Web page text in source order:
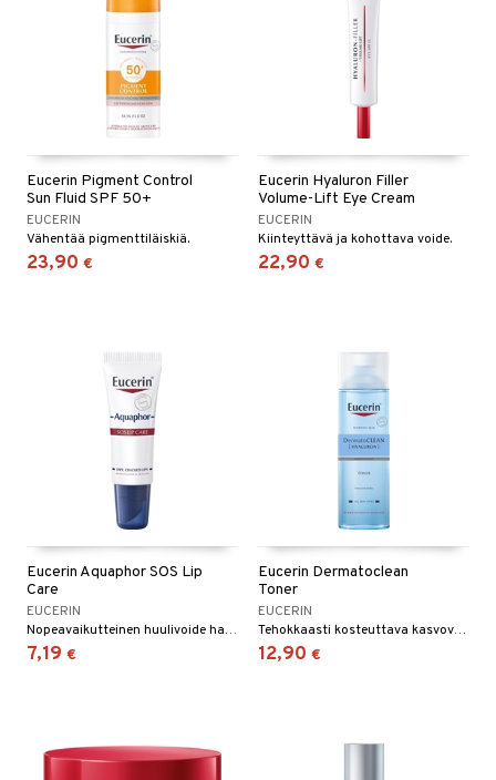
Eucerin Pigment Control
Sun Fluid SPF 50+
EUCERIN
Vähentää pigmenttiläiskiä.
23,90 €
Eucerin Hyaluron Filler
Volume-Lift Eye Cream
EUCERIN
Kiinteyttävä ja kohottava voide.
22,90 €
Eucerin Aquaphor SOS Lip
Care
EUCERIN
Nopeavaikutteinen huulivoide halkeileville huulille.
7,19 €
Eucerin Dermatoclean
Toner
EUCERIN
Tehokkaasti kosteuttava kasvovesi.
12,90 €